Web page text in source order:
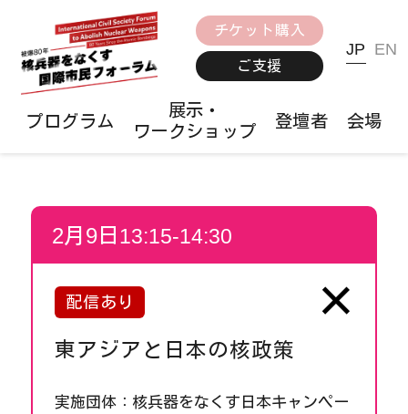
プログラム
展示・
ワークショップ
登壇者 会場
チケット購入
ご支援
JP EN
2月 9 日 13:15-14:30
配信あり
東アジアと日本の核政策
実施団体：核兵器をなくす日本キャンペー
×